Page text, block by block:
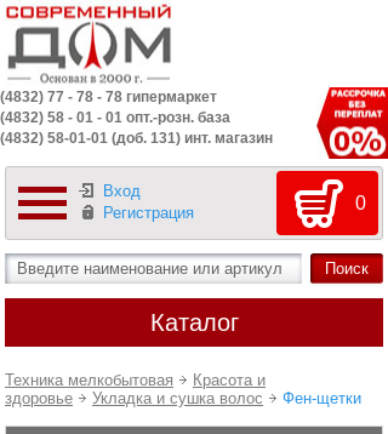
(4832) 77 - 78 - 78 гипермаркет
(4832) 58 - 01 - 01 опт.-розн. база
(4832) 58-01-01 (доб. 131) инт. магазин
Вход
Регистрация
0
Каталог
Техника мелкобытовая
Красота и
здоровье
Укладка и сушка волос Фен-щетки